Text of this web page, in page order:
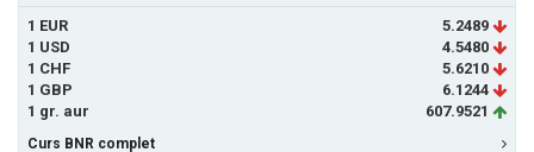
1 EUR
5.2489
1 USD
4.5480
1 CHF
5.6210
1 GBP
6.1244
1 gr. aur
607.9521
Curs BNR complet